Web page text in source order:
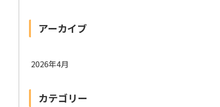
アーカイブ
2026年4月
カテゴリー